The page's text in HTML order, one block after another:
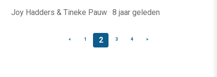
Joy Hadders & Tineke Pauw · 8 jaar geleden
< 1 2 3 4 >